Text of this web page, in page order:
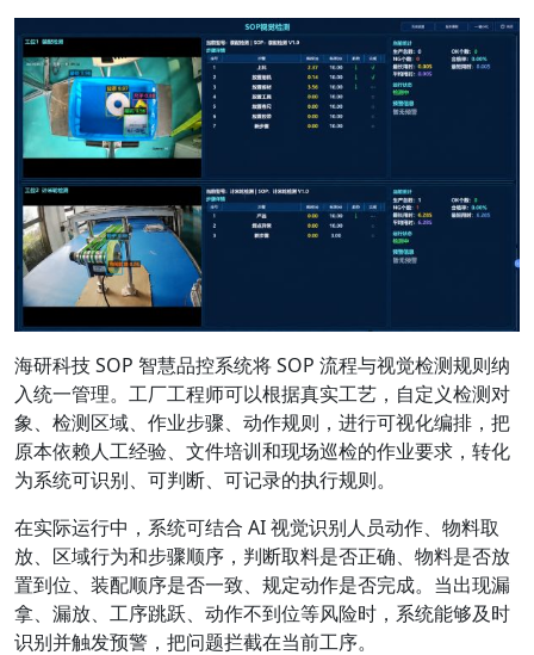
海研科技 SOP 智慧品控系统将 SOP 流程与视觉检测规则纳
入统一管理。工厂工程师可以根据真实工艺，自定义检测对
象、检测区域、作业步骤、动作规则，进行可视化编排，把
原本依赖人工经验、文件培训和现场巡检的作业要求，转化
为系统可识别、可判断、可记录的执行规则。
在实际运行中，系统可结合 AI 视觉识别人员动作、物料取
放、区域行为和步骤顺序，判断取料是否正确、物料是否放
置到位、装配顺序是否一致、规定动作是否完成。当出现漏
拿、漏放、工序跳跃、动作不到位等风险时，系统能够及时
识别并触发预警，把问题拦截在当前工序。